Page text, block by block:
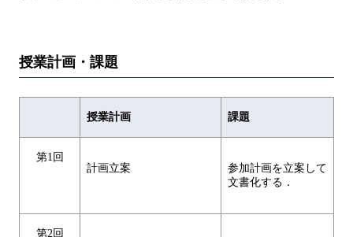
授業計画・課題
授業計画 課題
第1回
計画立案
参加計画を立案して
文書化する．
第2回